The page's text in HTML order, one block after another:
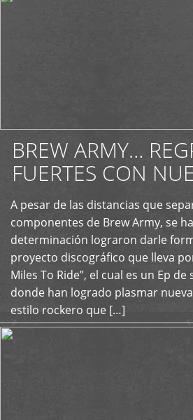
BREW ARMY…
FUERTES CON
A pesar de las distancias que
componentes de Brew Army, se
determinación lograron darle
proyecto discográfico que lleva
Miles To Ride”, el cual es un Ep
donde han logrado plasmar
estilo rockero que […]
+